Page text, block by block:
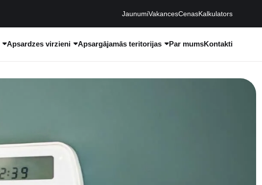
JaunumiVakancesCenasKalkulators
Apsardzes virzieni Apsargājamās teritorijas Par mumsKontakti